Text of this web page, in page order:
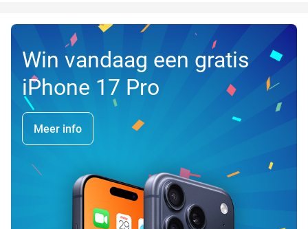
Win vandaag een gratis
iPhone 17 Pro
Meer info